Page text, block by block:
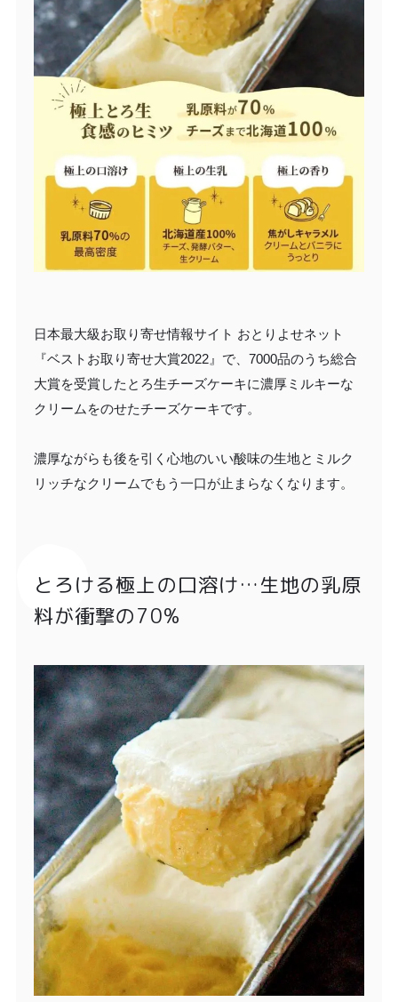
日本最大級お取り寄せ情報サイト おとりよせネット
『ベストお取り寄せ大賞2022』で、7000品のうち総合
大賞を受賞したとろ生チーズケーキに濃厚ミルキーな
クリームをのせたチーズケーキです。
濃厚ながらも後を引く心地のいい酸味の生地とミルク
リッチなクリームでもう一口が止まらなくなります。
とろける極上の口溶け…生地の乳原
料が衝撃の70%